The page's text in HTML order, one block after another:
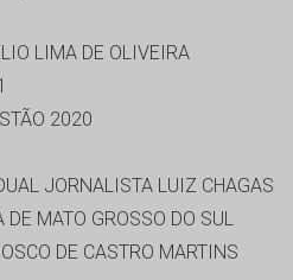
LIMA DE OLIVEIRA
2020
JORNALISTA LUIZ CHAGAS
DE MATO GROSSO DO SUL
DE CASTRO MARTINS